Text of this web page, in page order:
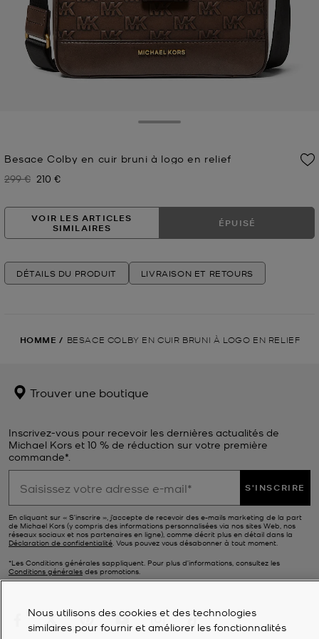
Besace Colby en cuir bruni à logo en relief
Prix initial
299 € Prix actuel
210 €
VOIR LES ARTICLES
SIMILAIRES
ÉPUISÉ
DÉTAILS DU PRODUIT LIVRAISON ET RETOURS
HOMME / BESACE COLBY EN CUIR BRUNI À LOGO EN RELIEF
Trouver une boutique
Inscrivez-vous pour recevoir les dernières actualités de
Michael Kors et 10 % de réduction sur votre première
commande*.
S'INSCRIRE
En cliquant sur « S’inscrire », j’accepte de recevoir des e-mails marketing de la part
de Michael Kors (y compris des informations personnalisées via nos sites Web, nos
réseaux sociaux et nos partenaires en ligne), comme décrit plus en détail dans la
Déclaration de confidentialité. Vous pouvez vous désabonner à tout moment.
*Les Conditions générales sappliquent. Pour plus d’informations, consultez les
Conditions générales des promotions.
Nous utilisons des cookies et des technologies
similaires pour fournir et améliorer les fonctionnalités